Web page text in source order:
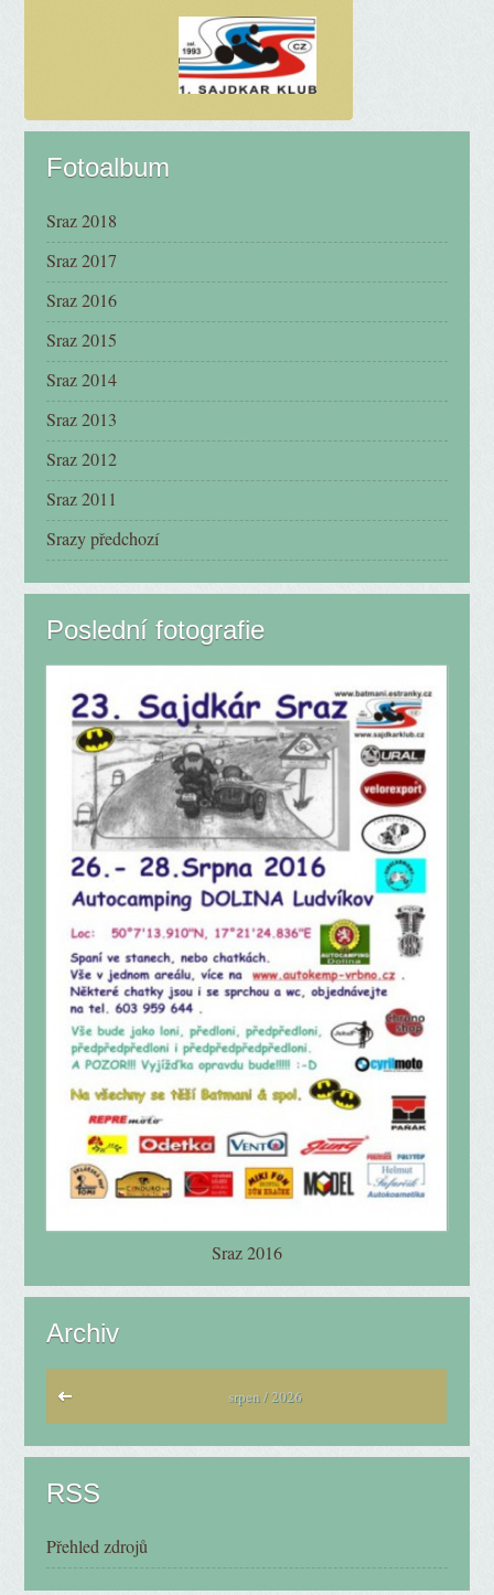
Fotoalbum
Sraz 2018
Sraz 2017
Sraz 2016
Sraz 2015
Sraz 2014
Sraz 2013
Sraz 2012
Sraz 2011
Srazy předchozí
Poslední fotografie
Sraz 2016
Archiv
srpen / 2026
RSS
Přehled zdrojů